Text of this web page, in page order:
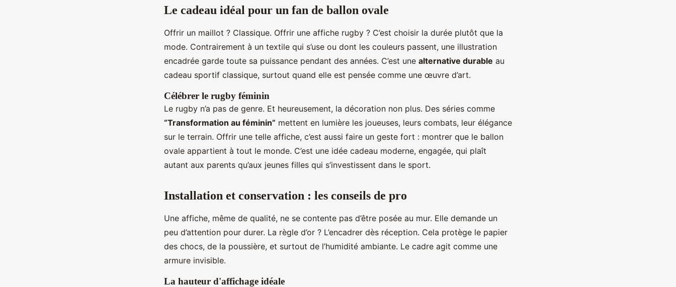
Le cadeau idéal pour un fan de ballon ovale
Offrir un maillot ? Classique. Offrir une affiche rugby ? C’est choisir la durée plutôt que la
mode. Contrairement à un textile qui s’use ou dont les couleurs passent, une illustration
encadrée garde toute sa puissance pendant des années. C’est une alternative durable au
cadeau sportif classique, surtout quand elle est pensée comme une œuvre d’art.
Célébrer le rugby féminin
Le rugby n’a pas de genre. Et heureusement, la décoration non plus. Des séries comme
“Transformation au féminin” mettent en lumière les joueuses, leurs combats, leur élégance
sur le terrain. Offrir une telle affiche, c’est aussi faire un geste fort : montrer que le ballon
ovale appartient à tout le monde. C’est une idée cadeau moderne, engagée, qui plaît
autant aux parents qu’aux jeunes filles qui s’investissent dans le sport.
Installation et conservation : les conseils de pro
Une affiche, même de qualité, ne se contente pas d’être posée au mur. Elle demande un
peu d’attention pour durer. La règle d’or ? L’encadrer dès réception. Cela protège le papier
des chocs, de la poussière, et surtout de l’humidité ambiante. Le cadre agit comme une
armure invisible.
La hauteur d'affichage idéale